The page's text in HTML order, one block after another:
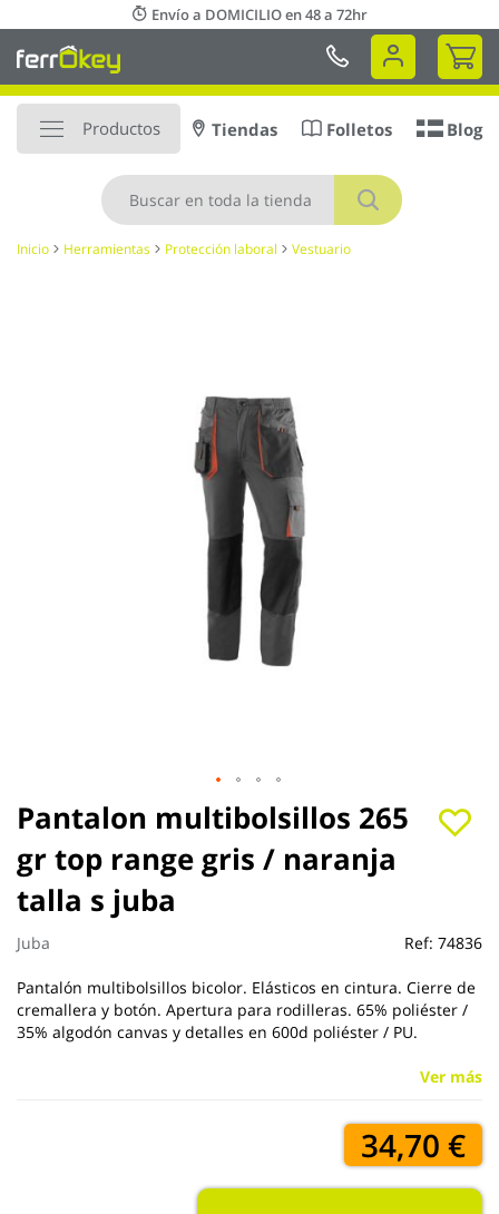
al
contenido
Envío a DOMICILIO en 48 a 72hr
Mi
Productos
Buscar
Tiendas Folletos Blog
Inicio Herramientas Protección laboral Vestuario
Pantalon multibolsillos 265
gr top range gris / naranja
talla s juba
Juba Ref: 74836
Pantalón multibolsillos bicolor. Elásticos en cintura. Cierre de
cremallera y botón. Apertura para rodilleras. 65% poliéster /
35% algodón canvas y detalles en 600d poliéster / PU.
Ver más
34,70 €
Saltar
al
comienzo
de
la
galería
de